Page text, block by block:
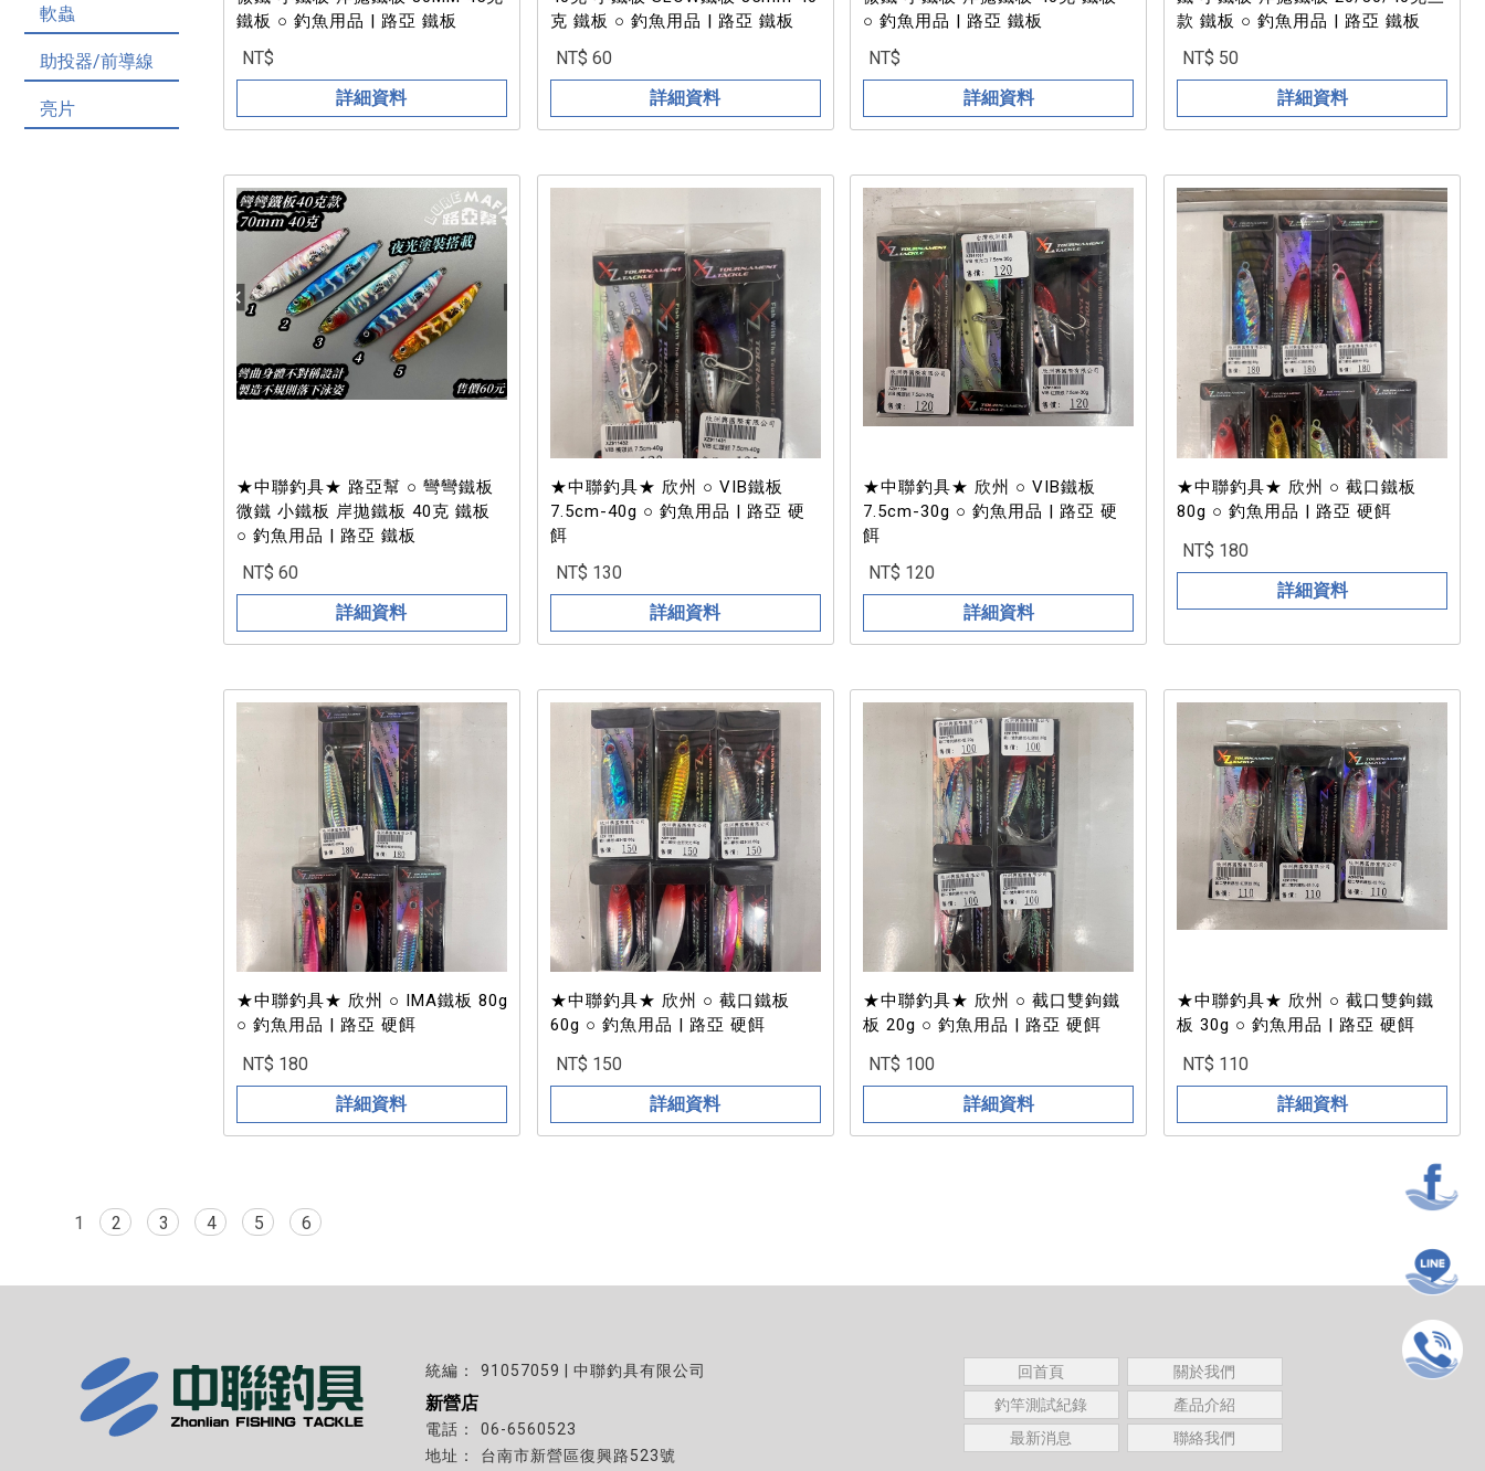
軟蟲
助投器/前導線
亮片
鐵板 ○ 釣魚用品 | 路亞 鐵板
NT$
詳細資料
克 鐵板 ○ 釣魚用品 | 路亞 鐵板
NT$ 60
詳細資料
○ 釣魚用品 | 路亞 鐵板
NT$
詳細資料
款 鐵板 ○ 釣魚用品 | 路亞 鐵板
NT$ 50
詳細資料
★中聯釣具★ 路亞幫 ○ 彎彎鐵板
微鐵 小鐵板 岸拋鐵板 40克 鐵板
○ 釣魚用品 | 路亞 鐵板
NT$ 60
詳細資料
★中聯釣具★ 欣州 ○ VIB鐵板
7.5cm-40g ○ 釣魚用品 | 路亞 硬
餌
NT$ 130
詳細資料
★中聯釣具★ 欣州 ○ VIB鐵板
7.5cm-30g ○ 釣魚用品 | 路亞 硬
餌
NT$ 120
詳細資料
★中聯釣具★ 欣州 ○ 截口鐵板
80g ○ 釣魚用品 | 路亞 硬餌
NT$ 180
詳細資料
★中聯釣具★ 欣州 ○ IMA鐵板 80g
○ 釣魚用品 | 路亞 硬餌
NT$ 180
詳細資料
★中聯釣具★ 欣州 ○ 截口鐵板
60g ○ 釣魚用品 | 路亞 硬餌
NT$ 150
詳細資料
★中聯釣具★ 欣州 ○ 截口雙鉤鐵
板 20g ○ 釣魚用品 | 路亞 硬餌
NT$ 100
詳細資料
★中聯釣具★ 欣州 ○ 截口雙鉤鐵
板 30g ○ 釣魚用品 | 路亞 硬餌
NT$ 110
詳細資料
1 2 3 4 5 6
91057059 | 中聯釣具有限公司
新營店
06-6560523
台南市新營區復興路523號
回首頁
關於我們
釣竿測試紀錄
產品介紹
最新消息
聯絡我們